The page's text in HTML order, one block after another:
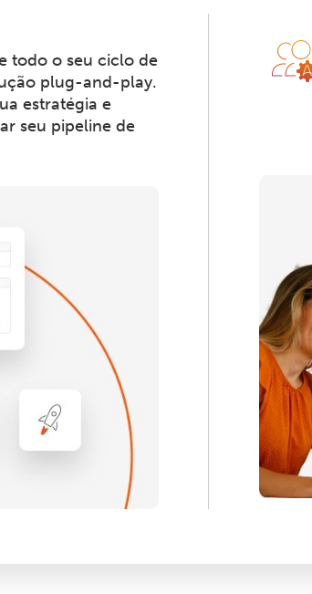
todo o seu ciclo de
plug-and-play.
estratégia e
seu pipeline de